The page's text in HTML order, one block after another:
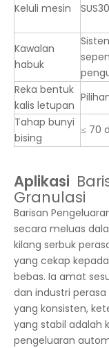
Keluli mesin
Kawalan
habuk
Reka bentuk
kalis letupan
Tahap bunyi
bising
≤ 70
Aplikasi
Granulasi
Barisan
secara meluas
kilang serbuk
yang cekap
bebas. Ia amat
dan industri
yang konsisten,
yang stabil adalah
pengeluaran